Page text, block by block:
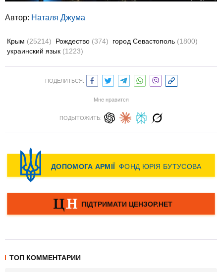
Автор: Наталя Джума
Крым (25214) Рождество (374) город Севастополь (1800)
украинский язык (1223)
ПОДЕЛИТЬСЯ:
Мне нравится
ПОДЫТОЖИТЬ:
ТОП КОММЕНТАРИИ